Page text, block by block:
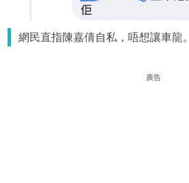
網民直指陳嘉倩自私，唔想讓車龍。
廣告